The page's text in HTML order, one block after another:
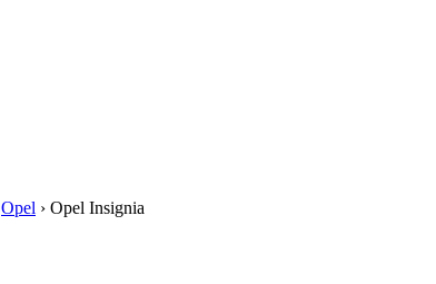
Opel › Opel Insignia